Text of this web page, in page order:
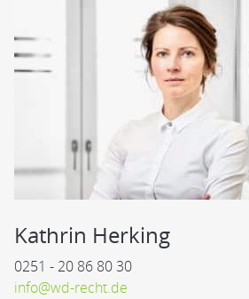
Kathrin Herking
0251 - 20 86 80 30
info@wd-recht.de